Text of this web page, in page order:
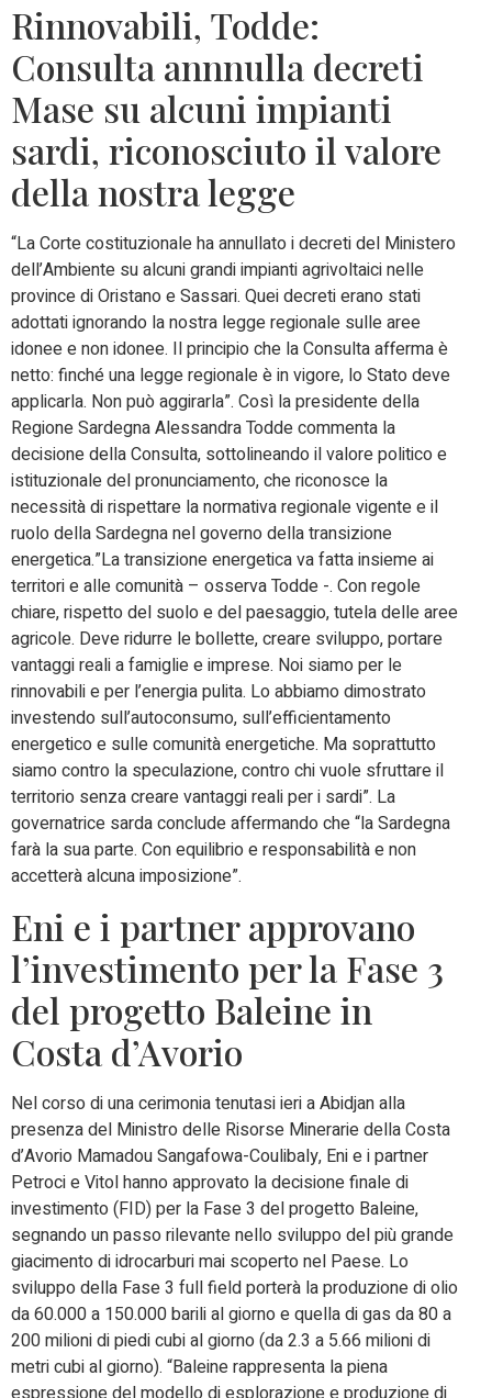
Rinnovabili, Todde:
Consulta annnulla decreti
Mase su alcuni impianti
sardi, riconosciuto il valore
della nostra legge
“La Corte costituzionale ha annullato i decreti del Ministero
dell’Ambiente su alcuni grandi impianti agrivoltaici nelle
province di Oristano e Sassari. Quei decreti erano stati
adottati ignorando la nostra legge regionale sulle aree
idonee e non idonee. Il principio che la Consulta afferma è
netto: finché una legge regionale è in vigore, lo Stato deve
applicarla. Non può aggirarla”. Così la presidente della
Regione Sardegna Alessandra Todde commenta la
decisione della Consulta, sottolineando il valore politico e
istituzionale del pronunciamento, che riconosce la
necessità di rispettare la normativa regionale vigente e il
ruolo della Sardegna nel governo della transizione
energetica.”La transizione energetica va fatta insieme ai
territori e alle comunità – osserva Todde -. Con regole
chiare, rispetto del suolo e del paesaggio, tutela delle aree
agricole. Deve ridurre le bollette, creare sviluppo, portare
vantaggi reali a famiglie e imprese. Noi siamo per le
rinnovabili e per l’energia pulita. Lo abbiamo dimostrato
investendo sull’autoconsumo, sull’efficientamento
energetico e sulle comunità energetiche. Ma soprattutto
siamo contro la speculazione, contro chi vuole sfruttare il
territorio senza creare vantaggi reali per i sardi”. La
governatrice sarda conclude affermando che “la Sardegna
farà la sua parte. Con equilibrio e responsabilità e non
accetterà alcuna imposizione”.
Eni e i partner approvano
l’investimento per la Fase 3
del progetto Baleine in
Costa d’Avorio
Nel corso di una cerimonia tenutasi ieri a Abidjan alla
presenza del Ministro delle Risorse Minerarie della Costa
d’Avorio Mamadou Sangafowa-Coulibaly, Eni e i partner
Petroci e Vitol hanno approvato la decisione finale di
investimento (FID) per la Fase 3 del progetto Baleine,
segnando un passo rilevante nello sviluppo del più grande
giacimento di idrocarburi mai scoperto nel Paese. Lo
sviluppo della Fase 3 full field porterà la produzione di olio
da 60.000 a 150.000 barili al giorno e quella di gas da 80 a
200 milioni di piedi cubi al giorno (da 2.3 a 5.66 milioni di
metri cubi al giorno). “Baleine rappresenta la piena